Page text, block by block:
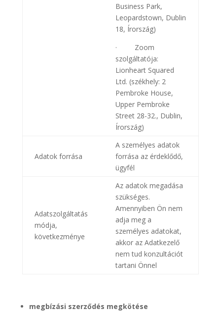
Business Park,
Leopardstown, Dublin
18, Írország)
· Zoom
szolgáltatója:
Lionheart Squared
Ltd. (székhely: 2
Pembroke House,
Upper Pembroke
Street 28-32., Dublin,
Írország)
Adatok forrása
A személyes adatok
forrása az érdeklődő,
ügyfél
Adatszolgáltatás
módja,
következménye
Az adatok megadása
szükséges.
Amennyiben Ön nem
adja meg a
személyes adatokat,
akkor az Adatkezelő
nem tud konzultációt
tartani Önnel
megbízási szerződés megkötése